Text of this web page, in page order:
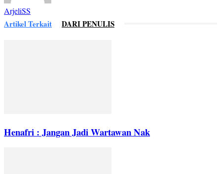
ArjeliSS
Artikel Terkait DARI PENULIS
Henafri : Jangan Jadi Wartawan Nak